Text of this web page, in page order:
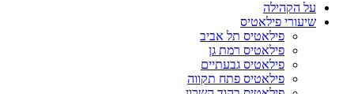
על הקהילה
שיעורי פילאטיס
פילאטיס תל אביב
פילאטיס רמת גן
פילאטיס גבעתיים
פילאטיס פתח תקווה